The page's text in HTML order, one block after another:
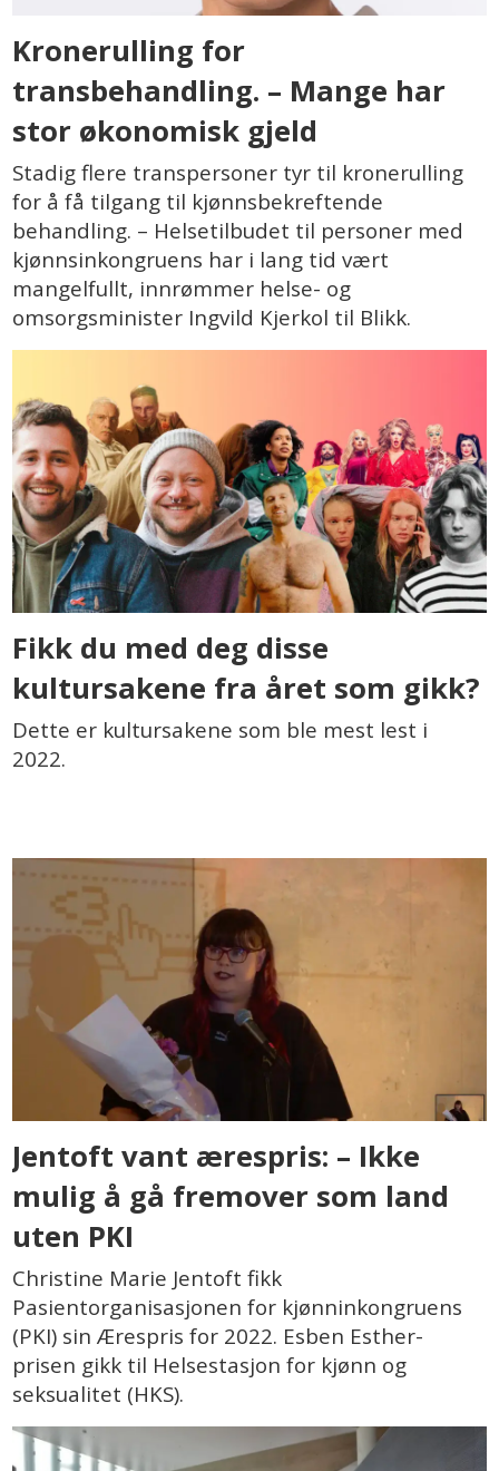
Kronerulling for
transbehandling. – Mange har
stor økonomisk gjeld
Stadig flere transpersoner tyr til kronerulling
for å få tilgang til kjønnsbekreftende
behandling. – Helsetilbudet til personer med
kjønnsinkongruens har i lang tid vært
mangelfullt, innrømmer helse- og
omsorgsminister Ingvild Kjerkol til Blikk.
Fikk du med deg disse
kultursakene fra året som gikk?
Dette er kultursakene som ble mest lest i
2022.
Jentoft vant ærespris: – Ikke
mulig å gå fremover som land
uten PKI
Christine Marie Jentoft fikk
Pasientorganisasjonen for kjønninkongruens
(PKI) sin Ærespris for 2022. Esben Esther-
prisen gikk til Helsestasjon for kjønn og
seksualitet (HKS).